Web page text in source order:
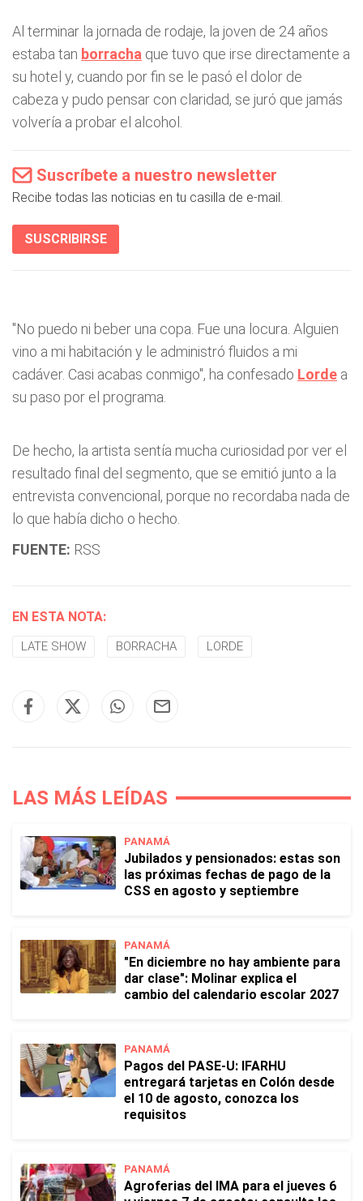
Al terminar la jornada de rodaje, la joven de 24 años
estaba tan borracha que tuvo que irse directamente a
su hotel y, cuando por fin se le pasó el dolor de
cabeza y pudo pensar con claridad, se juró que jamás
volvería a probar el alcohol.
Suscríbete a nuestro newsletter
Recibe todas las noticias en tu casilla de e-mail.
SUSCRIBIRSE
"No puedo ni beber una copa. Fue una locura. Alguien
vino a mi habitación y le administró fluidos a mi
cadáver. Casi acabas conmigo", ha confesado Lorde a
su paso por el programa.
De hecho, la artista sentía mucha curiosidad por ver el
resultado final del segmento, que se emitió junto a la
entrevista convencional, porque no recordaba nada de
lo que había dicho o hecho.
FUENTE: RSS
EN ESTA NOTA:
LATE SHOW BORRACHA LORDE
LAS MÁS LEÍDAS
PANAMÁ
Jubilados y pensionados: estas son
las próximas fechas de pago de la
CSS en agosto y septiembre
PANAMÁ
"En diciembre no hay ambiente para
dar clase": Molinar explica el
cambio del calendario escolar 2027
PANAMÁ
Pagos del PASE-U: IFARHU
entregará tarjetas en Colón desde
el 10 de agosto, conozca los
requisitos
PANAMÁ
Agroferias del IMA para el jueves 6